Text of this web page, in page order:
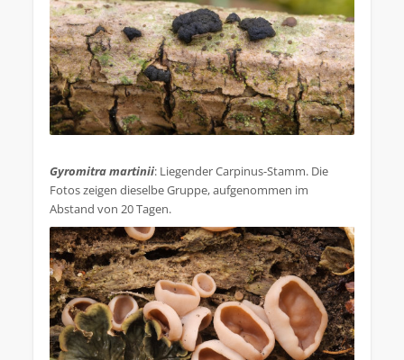
Gyromitra martinii: Liegender Carpinus-Stamm. Die
Fotos zeigen dieselbe Gruppe, aufgenommen im
Abstand von 20 Tagen.